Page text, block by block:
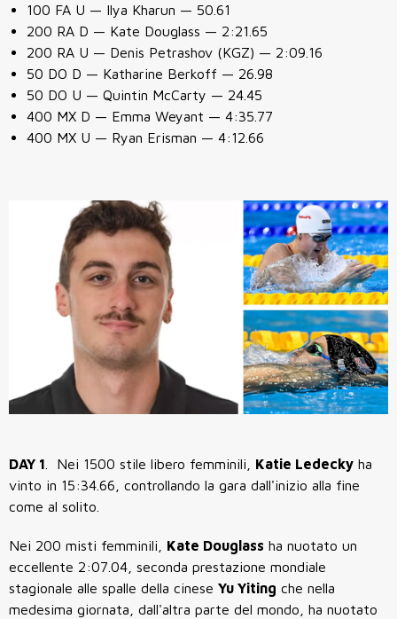
100 FA U — Ilya Kharun — 50.61
200 RA D — Kate Douglass — 2:21.65
200 RA U — Denis Petrashov (KGZ) — 2:09.16
50 DO D — Katharine Berkoff — 26.98
50 DO U — Quintin McCarty — 24.45
400 MX D — Emma Weyant — 4:35.77
400 MX U — Ryan Erisman — 4:12.66
DAY 1 . Nei 1500 stile libero femminili, Katie Ledecky ha
vinto in 15:34.66, controllando la gara dall'inizio alla fine
come al solito.
Nei 200 misti femminili, Kate Douglass ha nuotato un
eccellente 2:07.04, seconda prestazione mondiale
stagionale alle spalle della cinese Yu Yiting che nella
medesima giornata, dall'altra parte del mondo, ha nuotato